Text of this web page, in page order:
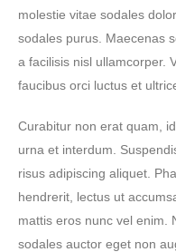
molestie vitae sodales
sodales purus. Maecenas
a facilisis nisl ullamcorper.
faucibus orci luctus et
Curabitur non erat quam,
urna et interdum.
risus adipiscing aliquet.
hendrerit, lectus ut
mattis eros nunc vel enim.
sodales auctor eget non